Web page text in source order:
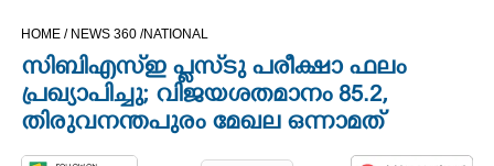
OPINION
HOME / NEWS 360 /NATIONAL
സിബിഎസ്ഇ പ്ലസ്‌ടു പരീക്ഷാ ഫലം
പ്രഖ്യാപിച്ചു; വിജയശതമാനം 85.2,
തിരുവനന്തപുരം മേഖല ഒന്നാമത്